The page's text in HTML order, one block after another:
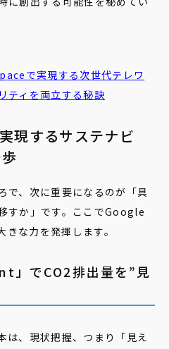
で実現する次世代テレワ
ティを両立する秘訣
現するサステナビ
で、次に重要になるのが「具
すか」です。ここでGoogle
な力を発揮します。
でCO2排出量を”見
は、現状把握、つまり「見え